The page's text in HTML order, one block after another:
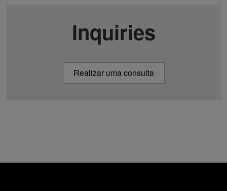
Inquiries
Realizar uma consulta